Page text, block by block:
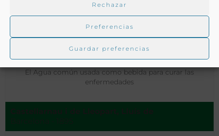
Rechazar
Preferencias
Guardar preferencias
El Agua común usada como bebida para curar las
enfermedades